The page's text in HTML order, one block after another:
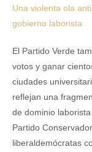
Una violenta ola
gobierno laborista
El Partido Verde
votos y ganar
ciudades
reflejan una
de dominio
Partido
liberaldemócratas